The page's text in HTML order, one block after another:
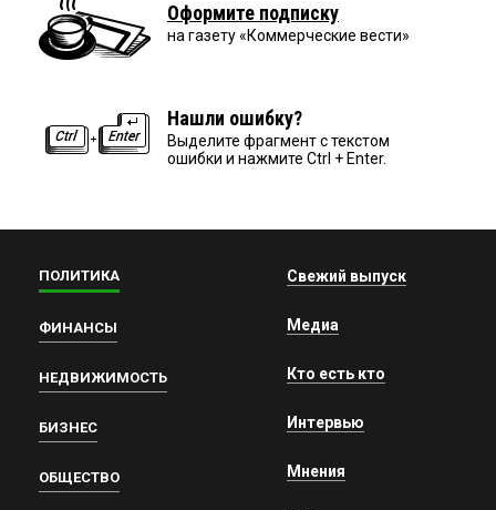
Оформите подписку
на газету «Коммерческие вести»
Нашли ошибку?
Выделите фрагмент с текстом
ошибки и нажмите Ctrl + Enter.
ПОЛИТИКА
ФИНАНСЫ
НЕДВИЖИМОСТЬ
БИЗНЕС
ОБЩЕСТВО
Свежий выпуск
Медиа
Кто есть кто
Интервью
Мнения